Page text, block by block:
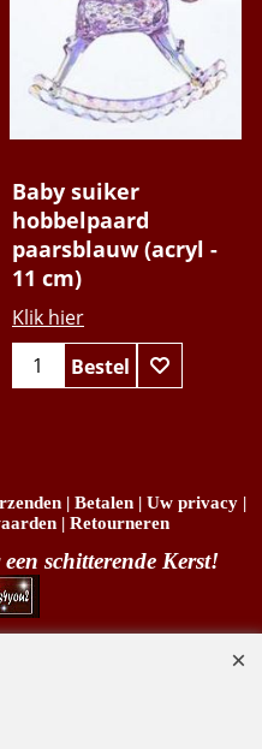
€ 8.95
Baby suiker
hobbelpaard
paarsblauw (acryl -
11 cm)
Klik hier
Bestel
| Betalen | Uw privacy |
| Retourneren
schitterende Kerst!